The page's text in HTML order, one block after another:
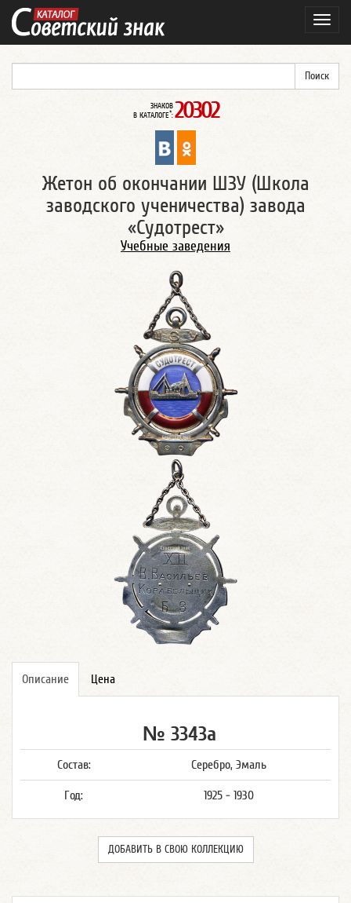
ЗНАКОВ
В КАТАЛОГЕ*: 20302
Жетон об окончании ШЗУ (Школа
заводского ученичества) завода
«Судотрест»
Учебные заведения
Описание Цена
№ 3343а
Состав: Серебро, Эмаль
Год: 1925 - 1930
ДОБАВИТЬ В СВОЮ КОЛЛЕКЦИЮ